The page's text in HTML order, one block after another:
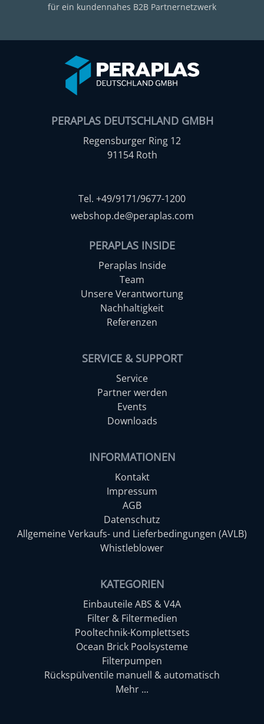
für ein kundennahes B2B Partnernetzwerk
PERAPLAS DEUTSCHLAND GMBH
Regensburger Ring 12
91154 Roth
Tel. +49/9171/9677-1200
webshop.de@peraplas.com
PERAPLAS INSIDE
Peraplas Inside
Team
Unsere Verantwortung
Nachhaltigkeit
Referenzen
SERVICE & SUPPORT
Service
Partner werden
Events
Downloads
INFORMATIONEN
Kontakt
Impressum
AGB
Datenschutz
Allgemeine Verkaufs- und Lieferbedingungen (AVLB)
Whistleblower
KATEGORIEN
Einbauteile ABS & V4A
Filter & Filtermedien
Pooltechnik-Komplettsets
Ocean Brick Poolsysteme
Filterpumpen
Rückspülventile manuell & automatisch
Mehr ...